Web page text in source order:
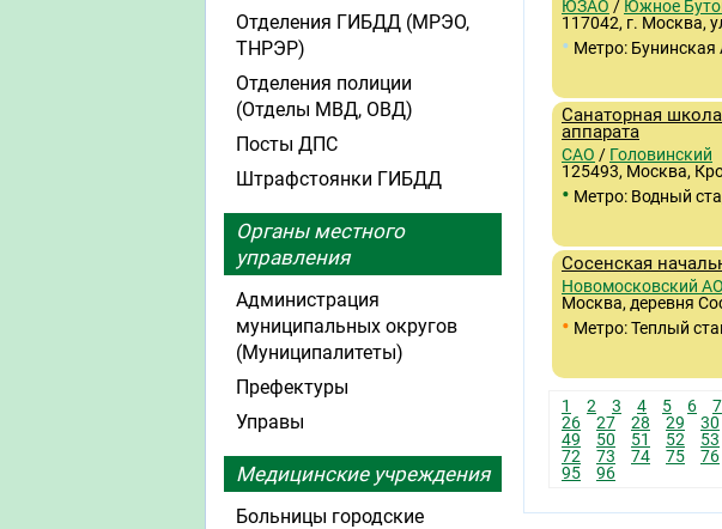
ЮЗАО / Южное
117042, г. Москва,
• Метро: Бунинская
Санаторная
аппарата
САО / Головинский
125493, Москва,
• Метро: Водный
Сосенская
Новомосковский АО
Москва, деревня
• Метро: Теплый
1 2 3 4 5 6 7
26
27 28 29 30
49
50 51 52 53
72
73 74 75 76
95
96
Отделения ГИБДД (МРЭО,
ТНРЭР)
Отделения полиции
(Отделы МВД, ОВД)
Посты ДПС
Штрафстоянки ГИБДД
Органы местного
управления
Администрация
муниципальных округов
(Муниципалитеты)
Префектуры
Управы
Медицинские учреждения
Больницы городские